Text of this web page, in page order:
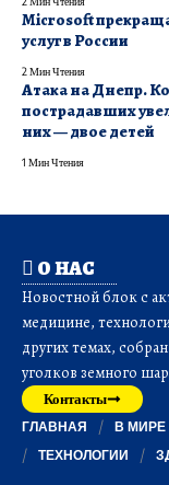
Microsoft
услуг в России
2 Мин Чтения
Атака на Днепр.
пострадавших
них — двое детей
1 Мин Чтения
О НАС
Новостной блок с
медицине,
других темах,
уголков земного
Контакты
ГЛАВНАЯ В МИРЕ
ТЕХНОЛОГИИ